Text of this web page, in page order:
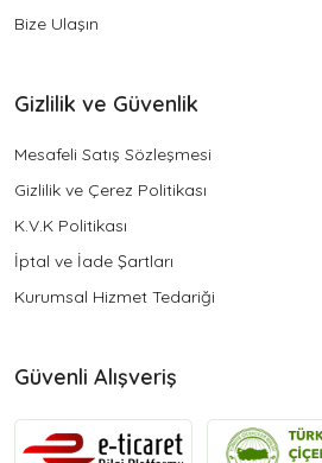
Bize Ulaşın
Gizlilik ve Güvenlik
Mesafeli Satış Sözleşmesi
Gizlilik ve Çerez Politikası
K.V.K Politikası
İptal ve İade Şartları
Kurumsal Hizmet Tedariği
Güvenli Alışveriş